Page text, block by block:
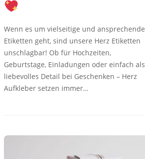
Wenn es um vielseitige und ansprechende
Etiketten geht, sind unsere Herz Etiketten
unschlagbar! Ob für Hochzeiten,
Geburtstage, Einladungen oder einfach als
liebevolles Detail bei Geschenken – Herz
Aufkleber setzen immer…